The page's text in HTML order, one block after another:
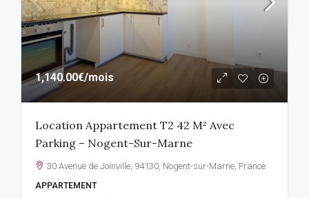
1,140.00€/mois
Location Appartement T2 42 M² Avec
Parking – Nogent-Sur-Marne
30 Avenue de Joinville, 94130, Nogent-sur-Marne, France
APPARTEMENT